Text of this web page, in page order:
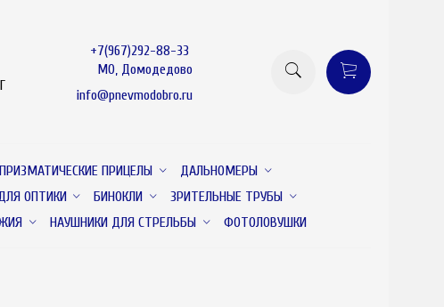
+7(967)292-88-33
МО, Домодедово
info@pnevmodobro.ru
ПРИЦЕЛЫ
ДАЛЬНОМЕРЫ
ОПТИКИ БИНОКЛИ
ЗРИТЕЛЬНЫЕ ТРУБЫ
НАУШНИКИ ДЛЯ СТРЕЛЬБЫ ФОТОЛОВУШКИ